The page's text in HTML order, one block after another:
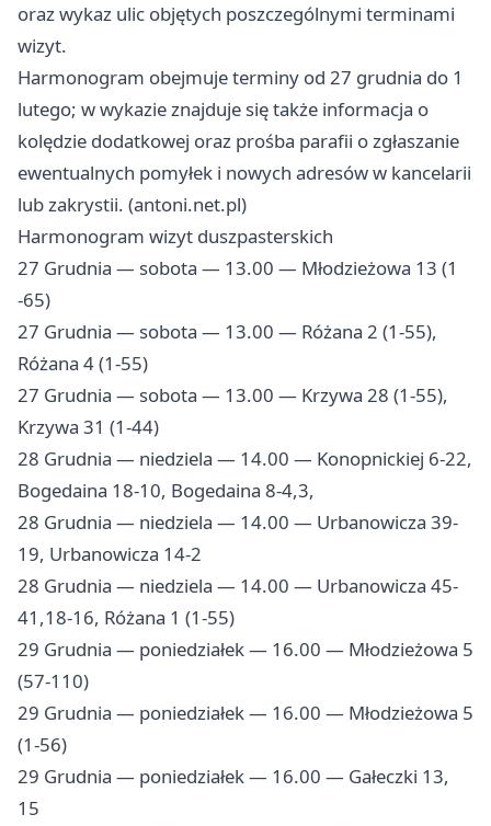
oraz wykaz ulic objętych poszczególnymi terminami
wizyt.
Harmonogram obejmuje terminy od 27 grudnia do 1
lutego; w wykazie znajduje się także informacja o
kolędzie dodatkowej oraz prośba parafii o zgłaszanie
ewentualnych pomyłek i nowych adresów w kancelarii
lub zakrystii. (antoni.net.pl)
Harmonogram wizyt duszpasterskich
27 Grudnia — sobota — 13.00 — Młodzieżowa 13 (1
-65)
27 Grudnia — sobota — 13.00 — Różana 2 (1-55),
Różana 4 (1-55)
27 Grudnia — sobota — 13.00 — Krzywa 28 (1-55),
Krzywa 31 (1-44)
28 Grudnia — niedziela — 14.00 — Konopnickiej 6-22,
Bogedaina 18-10, Bogedaina 8-4,3,
28 Grudnia — niedziela — 14.00 — Urbanowicza 39-
19, Urbanowicza 14-2
28 Grudnia — niedziela — 14.00 — Urbanowicza 45-
41,18-16, Różana 1 (1-55)
29 Grudnia — poniedziałek — 16.00 — Młodzieżowa 5
(57-110)
29 Grudnia — poniedziałek — 16.00 — Młodzieżowa 5
(1-56)
29 Grudnia — poniedziałek — 16.00 — Gałeczki 13,
15